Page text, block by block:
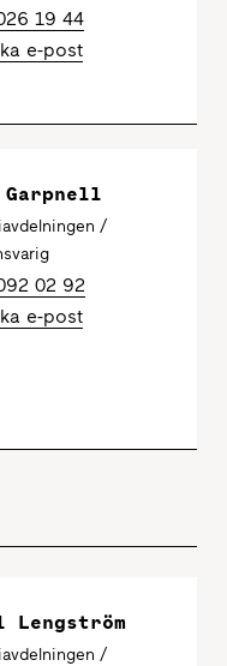
19 44
e-post
/
02 92
e-post
Lengström
/